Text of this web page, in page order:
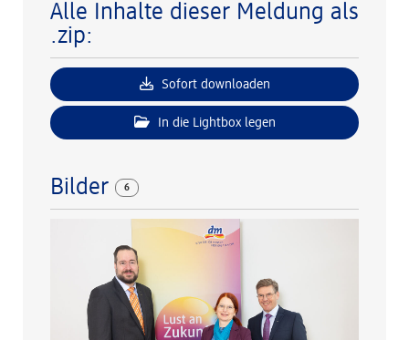
Alle Inhalte dieser Meldung als
.zip:
Sofort downloaden
In die Lightbox legen
Bilder 6